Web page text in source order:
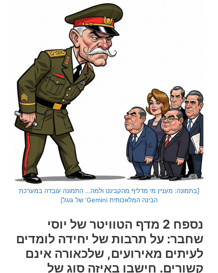
[בתמונה: מעניין מי מדליף מהקבינט ולמה… התמונה עובדה במערכת
הבינה המלאכותית Gemini' של גוגל]
נספח 2 מדף הטוויטר של יוסי
שחבר: על תרבות של יחידה לומדים
לעיתים מאירועים, שלכאורה אינם
קשורים. חישבו באיזה סוג של